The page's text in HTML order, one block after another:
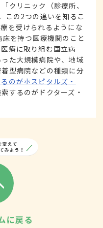
クリニック（診療所、
この2つの違いを知るこ
を受けられるようにな
を持つ医療機関のこと
療に取り組む国立病
た大規模病院や、地域
型病院などの種類に分
のがホスピタルズ・
するのがドクターズ・
に戻る